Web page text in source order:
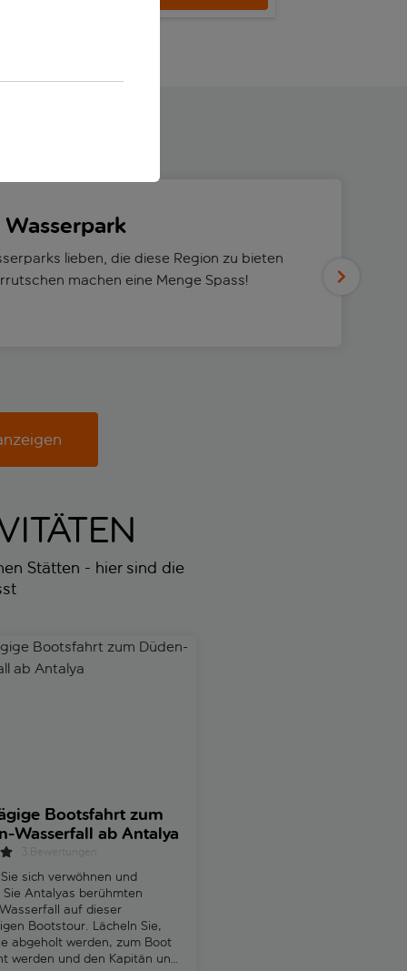
lieben, die diese Region zu bieten
machen eine Menge Spass!
Stätten - hier sind die
Bootsfahrt zum Düden-Wasserfall ab Antalya
Bootsfahrt zum
Wasserfall ab Antalya
sich verwöhnen und
Sie Antalyas berühmten
auf dieser
Bootstour. Lächeln Sie,
abgeholt werden, zum Boot
werden und den Kapitän und